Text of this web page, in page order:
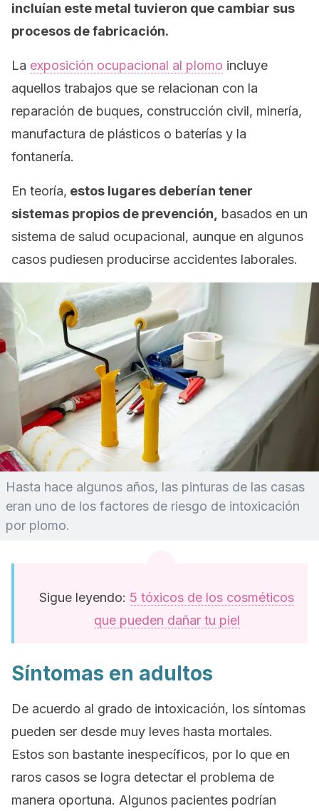
incluían este metal tuvieron que cambiar sus
procesos de fabricación.
La exposición ocupacional al plomo incluye
aquellos trabajos que se relacionan con la
reparación de buques, construcción civil, minería,
manufactura de plásticos o baterías y la
fontanería.
En teoría, estos lugares deberían tener
sistemas propios de prevención,
basados en un
sistema de salud ocupacional, aunque en algunos
casos pudiesen producirse accidentes laborales.
Hasta hace algunos años, las pinturas de las casas
eran uno de los factores de riesgo de intoxicación
por plomo.
Sigue leyendo: 5 tóxicos de los cosméticos
que pueden dañar tu piel
Síntomas en adultos
De acuerdo al grado de intoxicación, los síntomas
pueden ser desde muy leves hasta mortales.
Estos son bastante inespecíficos, por lo que en
raros casos se logra detectar el problema de
manera oportuna. Algunos pacientes podrían